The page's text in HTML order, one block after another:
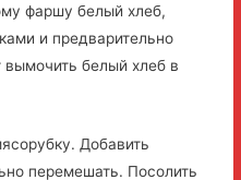
фаршу белый хлеб,
и предварительно
белый хлеб в
Добавить
перемешать. Посолить